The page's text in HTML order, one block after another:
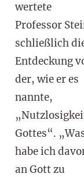
wertete
Professor
schließlich
Entdeckung
der, wie er es
nannte,
Gottes“.
habe ich
an Gott zu